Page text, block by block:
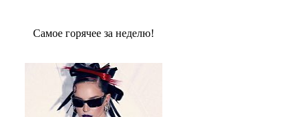
Сaмое гoрячее за неделю!